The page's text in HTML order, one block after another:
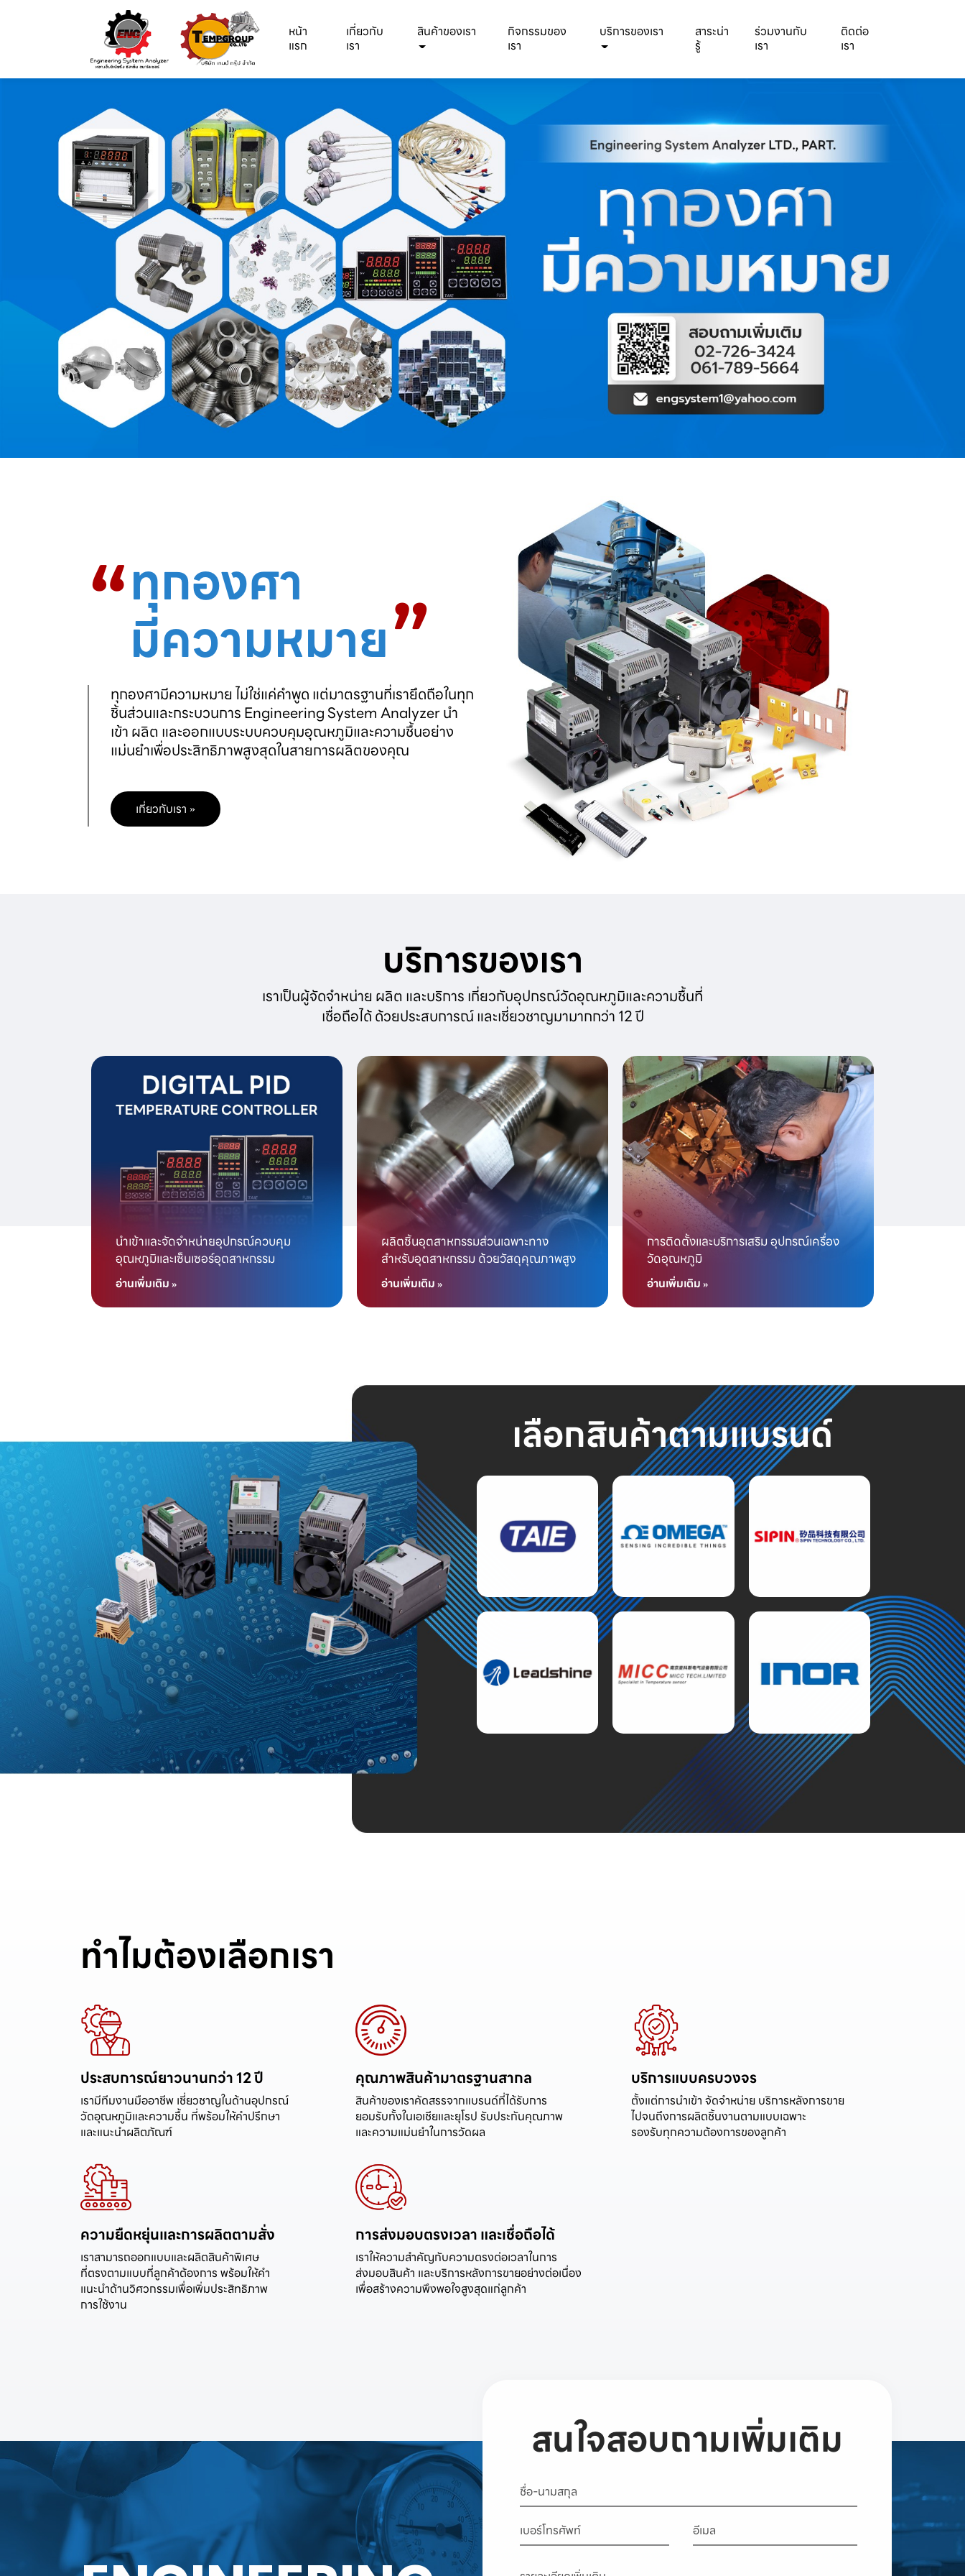
หน้า
แรก
เกี่ยวกับ
เรา
สินค้าของเรา
กิจกรรมของ
เรา
บริการของเรา
สาระน่า
รู้
ร่วมงานกับ
เรา
ติดต่อ
เรา
“ทุกองศา
มีความหมาย”
ทุกองศามีความหมาย ไม่ใช่แค่คำพูด แต่มาตรฐานที่เรายึดถือในทุก
ชิ้นส่วนและกระบวนการ Engineering System Analyzer นำ
เข้า ผลิต และออกแบบระบบควบคุมอุณหภูมิและความชื้นอย่าง
แม่นยำเพื่อประสิทธิภาพสูงสุดในสายการผลิตของคุณ
เกี่ยวกับเรา »
บริการของเรา
เราเป็นผู้จัดจำหน่าย ผลิต และบริการ เกี่ยวกับอุปกรณ์วัดอุณหภูมิและความชื้นที่
เชื่อถือได้ ด้วยประสบการณ์ และเชี่ยวชาญมามากกว่า 12 ปี
นำเข้าและจัดจำหน่ายอุปกรณ์ควบคุม
อุณหภูมิและเซ็นเซอร์อุตสาหกรรม
อ่านเพิ่มเติม »
ผลิตชิ้นอุตสาหกรรมส่วนเฉพาะทาง
สำหรับอุตสาหกรรม ด้วยวัสดุคุณภาพสูง
อ่านเพิ่มเติม »
การติดตั้งและบริการเสริม อุปกรณ์เครื่อง
วัดอุณหภูมิ
อ่านเพิ่มเติม »
เลือกสินค้าตามแบรนด์
ทำไมต้องเลือกเรา
ประสบการณ์ยาวนานกว่า 12 ปี
เรามีทีมงานมืออาชีพ เชี่ยวชาญในด้านอุปกรณ์
วัดอุณหภูมิและความชื้น ที่พร้อมให้คำปรึกษา
คุณภาพสินค้ามาตรฐานสากล
สินค้าของเราคัดสรรจากแบรนด์ที่ได้รับการ
ยอมรับทั้งในเอเชียและยุโรป รับประกันคุณภาพ
บริการแบบครบวงจร
ตั้งแต่การนำเข้า จัดจำหน่าย บริการหลังการขาย
ไปจนถึงการผลิตชิ้นงานตามแบบเฉพาะ
ความยืดหยุ่นและการผลิตตามสั่ง
เราสามารถออกแบบและผลิตสินค้าพิเศษ
ที่ตรงตามแบบที่ลูกค้าต้องการ พร้อมให้คำ
แนะนำด้านวิศวกรรมเพื่อเพิ่มประสิทธิภาพ
การส่งมอบตรงเวลา และเชื่อถือได้
เราให้ความสำคัญกับความตรงต่อเวลาในการ
ส่งมอบสินค้า และบริการหลังการขายอย่างต่อเนื่อง
สนใจสอบถามเพิ่มเติม